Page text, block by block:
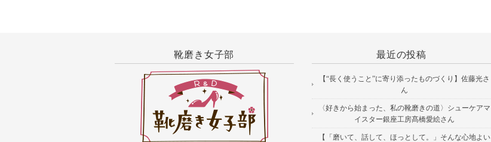
靴磨き女子部 最近の投稿
【“長く使うこと”に寄り添ったものづくり】佐藤光さ
ん
〈好きから始まった、私の靴磨きの道〉シューケアマ
イスター銀座工房髙橋愛絵さん
【「磨いて、話して、ほっとして。」そんな心地よい